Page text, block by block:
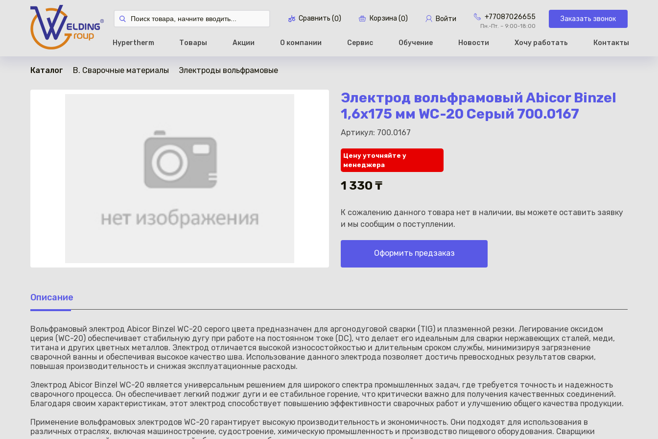
Сравнить (0) Корзина (0) Войти +77087026655
Пн.-Пт. – 9:00-18:00
Заказать звонок
Hypertherm Товары Акции О компании Сервис Обучение Новости Хочу работать Контакты
Каталог B. Сварочные материалы Электроды вольфрамовые
Электрод вольфрамовый Abicor Binzel
1,6х175 мм WC-20 Серый 700.0167
Артикул: 700.0167
в наличии
Цену уточняйте у
менеджера
1 330 ₸
К сожалению данного товара нет в наличии, вы можете оставить заявку
и мы сообщим о поступлении.
Оформить предзаказ
Описание
Вольфрамовый электрод Abicor Binzel WC-20 серого цвета предназначен для аргонодуговой сварки (TIG) и плазменной резки. Легирование оксидом
церия (WC-20) обеспечивает стабильную дугу при работе на постоянном токе (DC), что делает его идеальным для сварки нержавеющих сталей, меди,
титана и других цветных металлов. Электрод отличается высокой износостойкостью и длительным сроком службы, минимизируя загрязнение
сварочной ванны и обеспечивая высокое качество шва. Использование данного электрода позволяет достичь превосходных результатов сварки,
повышая производительность и снижая эксплуатационные расходы.
Электрод Abicor Binzel WC-20 является универсальным решением для широкого спектра промышленных задач, где требуется точность и надежность
сварочного процесса. Он обеспечивает легкий поджиг дуги и ее стабильное горение, что критически важно для получения качественных соединений.
Благодаря своим характеристикам, этот электрод способствует повышению эффективности сварочных работ и улучшению общего качества продукции.
Применение вольфрамовых электродов WC-20 гарантирует высокую производительность и экономичность. Они подходят для использования в
различных отраслях, включая машиностроение, судостроение, химическую промышленность и производство пищевого оборудования. Сварщики